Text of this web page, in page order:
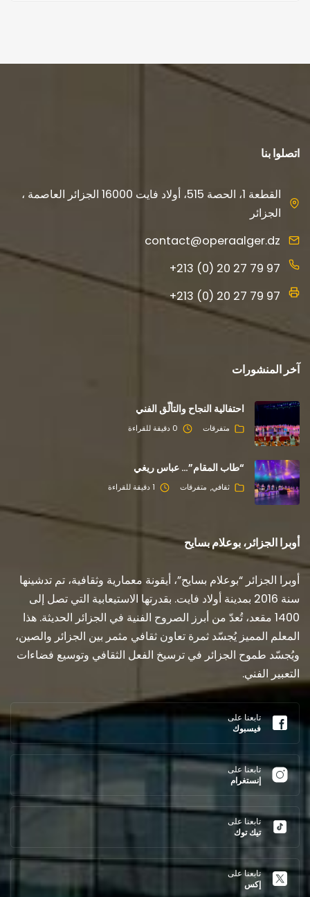
اتصلوا بنا
القطعة 1، الحصة 515، أولاد فايت 16000 الجزائر العاصمة ،
الجزائر
contact@operaalger.dz
+213 (0) 20 27 79 97
+213 (0) 20 27 79 97
آخر المنشورات
احتفالية النجاح والتألّق الفني
متفرقات 0 دقيقة للقراءة
“طاب المقام”… عباس ريغي
ثقافي متفرقات 1 دقيقة للقراءة
أوبرا الجزائر، بوعلام بسايح
أوبرا الجزائر “بوعلام بسايح”، أيقونة معمارية وثقافية، تم تدشينها
سنة 2016 بمدينة أولاد فايت. بقدرتها الاستيعابية التي تصل إلى
1400 مقعد، تُعدّ من أبرز الصروح الفنية في الجزائر الحديثة. هذا
المعلم المميز يُجسّد ثمرة تعاون ثقافي مثمر بين الجزائر والصين،
ويُجسّد طموح الجزائر في ترسيخ الفعل الثقافي وتوسيع فضاءات
التعبير الفني.
تابعنا على
فيسبوك
تابعنا على
إنستغرام
تابعنا على
تيك توك
تابعنا على
إكس